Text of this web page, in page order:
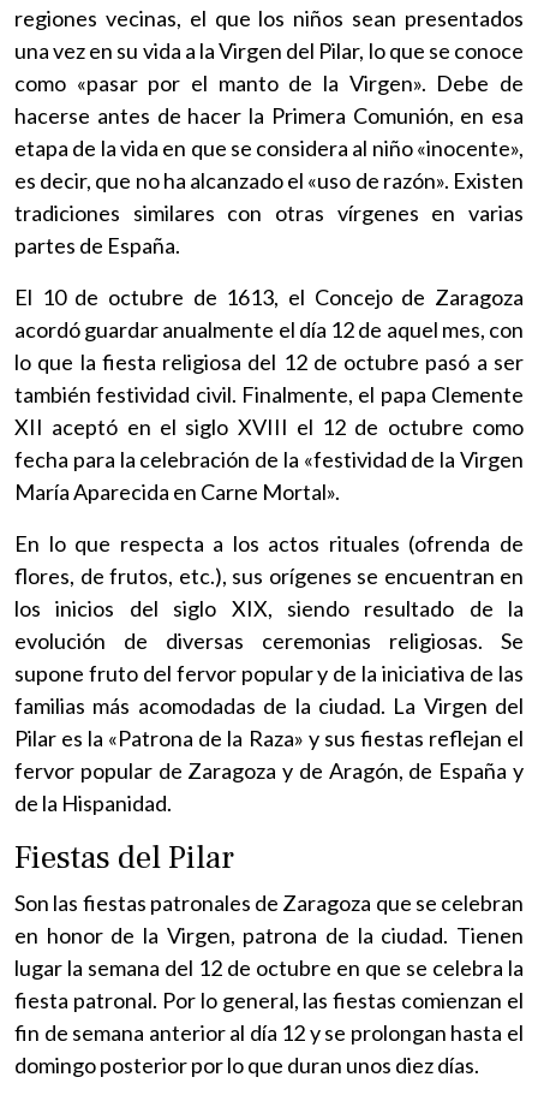
regiones vecinas, el que los niños sean presentados
una vez en su vida a la Virgen del Pilar, lo que se conoce
como «pasar por el manto de la Virgen». Debe de
hacerse antes de hacer la Primera Comunión, en esa
etapa de la vida en que se considera al niño «inocente»,
es decir, que no ha alcanzado el «uso de razón». Existen
tradiciones similares con otras vírgenes en varias
partes de España.
El 10 de octubre de 1613, el Concejo de Zaragoza
acordó guardar anualmente el día 12 de aquel mes, con
lo que la fiesta religiosa del 12 de octubre pasó a ser
también festividad civil. Finalmente, el papa Clemente
XII aceptó en el siglo XVIII el 12 de octubre como
fecha para la celebración de la «festividad de la Virgen
María Aparecida en Carne Mortal».
En lo que respecta a los actos rituales (ofrenda de
flores, de frutos, etc.), sus orígenes se encuentran en
los inicios del siglo XIX, siendo resultado de la
evolución de diversas ceremonias religiosas. Se
supone fruto del fervor popular y de la iniciativa de las
familias más acomodadas de la ciudad. La Virgen del
Pilar es la «Patrona de la Raza» y sus fiestas reflejan el
fervor popular de Zaragoza y de Aragón, de España y
de la Hispanidad.
Fiestas del Pilar
Son las fiestas patronales de Zaragoza que se celebran
en honor de la Virgen, patrona de la ciudad. Tienen
lugar la semana del 12 de octubre en que se celebra la
fiesta patronal. Por lo general, las fiestas comienzan el
fin de semana anterior al día 12 y se prolongan hasta el
domingo posterior por lo que duran unos diez días.